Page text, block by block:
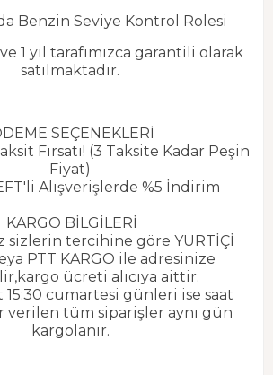
Benzin Seviye Kontrol Rolesi
1 yıl tarafımızca garantili olarak
satılmaktadır.
SEÇENEKLERİ
Fırsatı! (3 Taksite Kadar Peşin
Fiyat)
Alışverişlerde %5 İndirim
KARGO BİLGİLERİ
sizlerin tercihine göre YURTİÇİ
PTT KARGO ile adresinize
ücreti alıcıya aittir.
15:30 cumartesi günleri ise saat
verilen tüm siparişler aynı gün
kargolanır.